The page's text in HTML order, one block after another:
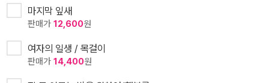
마지막 잎새
판매가 12,600원
여자의 일생 / 목걸이
판매가 14,400원